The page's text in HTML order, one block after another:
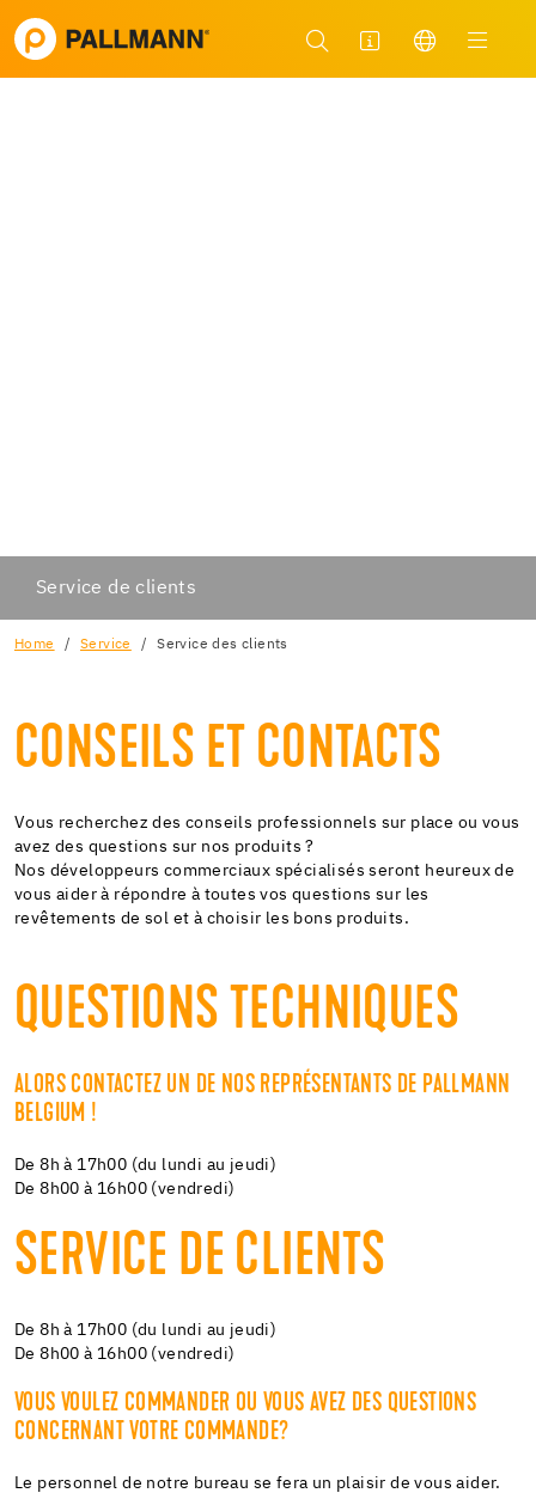
Service de clients
Home Service Service des clients
CONSEILS ET CONTACTS
Vous recherchez des conseils professionnels sur place ou vous
avez des questions sur nos produits ?
Nos développeurs commerciaux spécialisés seront heureux de
vous aider à répondre à toutes vos questions sur les
revêtements de sol et à choisir les bons produits.
QUESTIONS TECHNIQUES
ALORS CONTACTEZ UN DE NOS REPRÉSENTANTS DE PALLMANN
BELGIUM !
De 8h à 17h00 (du lundi au jeudi)
De 8h00 à 16h00 (vendredi)
SERVICE DE CLIENTS
De 8h à 17h00 (du lundi au jeudi)
De 8h00 à 16h00 (vendredi)
VOUS VOULEZ COMMANDER OU VOUS AVEZ DES QUESTIONS
CONCERNANT VOTRE COMMANDE?
Le personnel de notre bureau se fera un plaisir de vous aider.